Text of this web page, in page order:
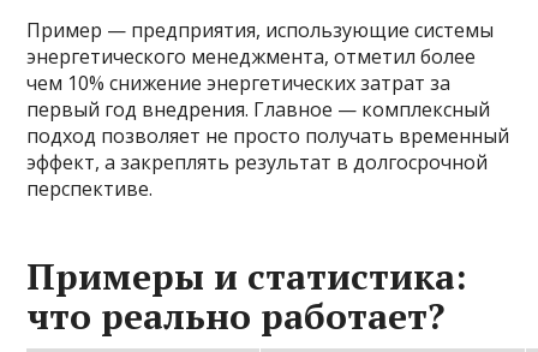
Пример — предприятия, использующие системы
энергетического менеджмента, отметил более
чем 10% снижение энергетических затрат за
первый год внедрения. Главное — комплексный
подход позволяет не просто получать временный
эффект, а закреплять результат в долгосрочной
перспективе.
Примеры и статистика:
что реально работает?